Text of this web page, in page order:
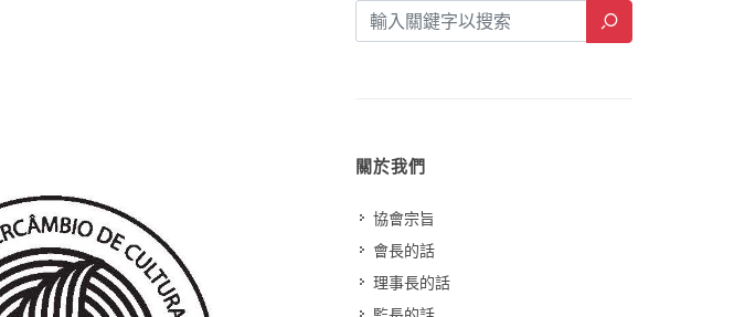
關於我們
協會宗旨
會長的話
理事長的話